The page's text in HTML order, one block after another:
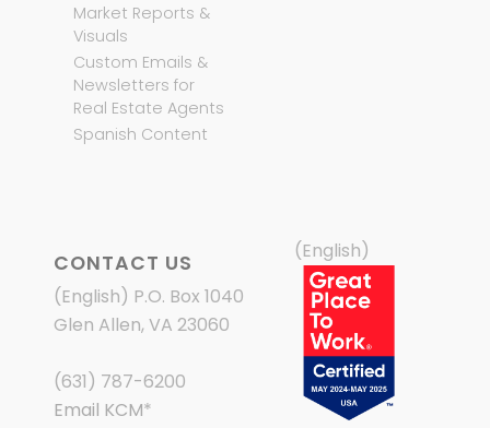
Market Reports &
Visuals
Custom Emails &
Newsletters for
Real Estate Agents
Spanish Content
CONTACT US
(English) P.O. Box 1040
Glen Allen, VA 23060
(631) 787-6200
Email KCM*
(English)